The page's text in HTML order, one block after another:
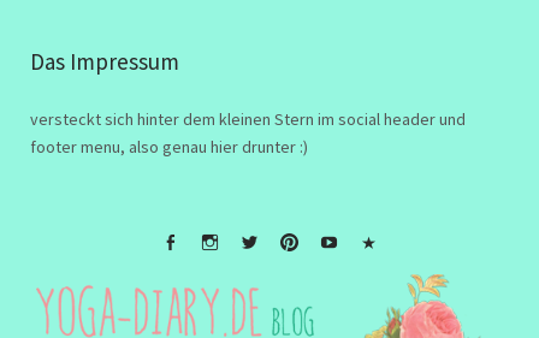
Das Impressum
versteckt sich hinter dem kleinen Stern im social header und
footer menu, also genau hier drunter :)
Impressum
Disclaimer